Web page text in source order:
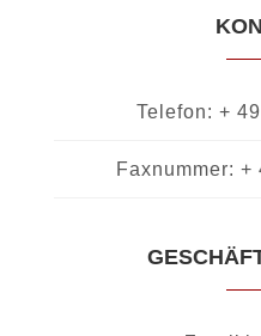
Telefon: +
Faxnummer: